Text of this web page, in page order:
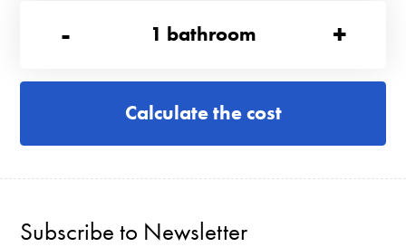
- 1 bathroom +
Calculate the cost
Subscribe to Newsletter